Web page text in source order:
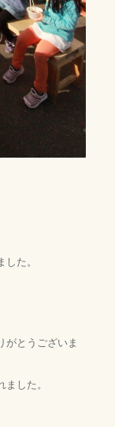
た。
がとうございま
した。